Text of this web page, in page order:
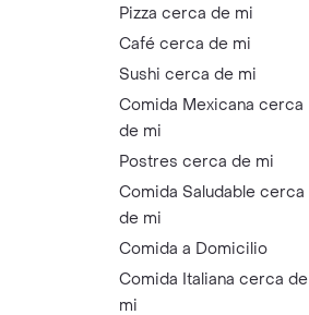
Pizza cerca de mi
Café cerca de mi
Sushi cerca de mi
Comida Mexicana cerca
de mi
Postres cerca de mi
Comida Saludable cerca
de mi
Comida a Domicilio
Comida Italiana cerca de
mi